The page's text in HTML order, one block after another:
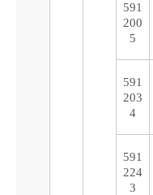
591
200
5
591
203
4
591
224
3